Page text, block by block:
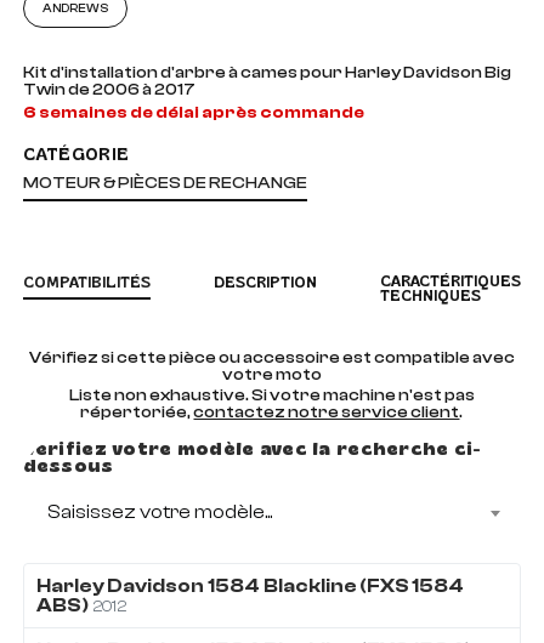
ANDREWS
Kit d'installation d'arbre à cames pour Harley Davidson Big
Twin de 2006 à 2017
6 semaines de délai après commande
CATÉGORIE
MOTEUR & PIÈCES DE RECHANGE
COMPATIBILITÉS DESCRIPTION
CARACTÉRITIQUES
TECHNIQUES
Vérifiez si cette pièce ou accessoire est compatible avec
votre moto
Liste non exhaustive. Si votre machine n'est pas
répertoriée,contactez notre service client.
Vérifiez votre modèle avec la recherche ci-
dessous
Saisissez votre modèle...
Harley Davidson 1584 Blackline (FXS 1584
ABS) 2012